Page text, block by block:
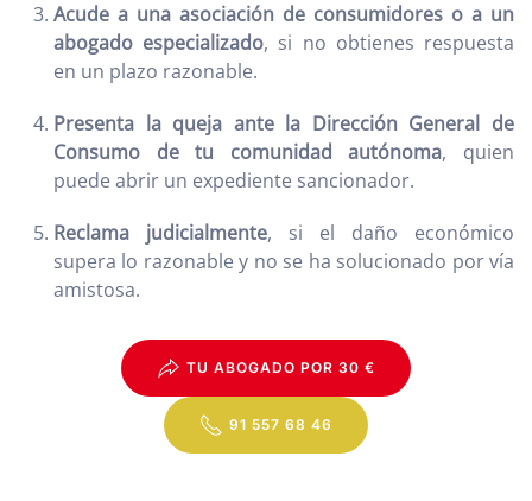
Acude a una asociación de consumidores o a un
abogado especializado, si no obtienes respuesta
en un plazo razonable.
Presenta la queja ante la Dirección General de
Consumo de tu comunidad autónoma, quien
puede abrir un expediente sancionador.
Reclama judicialmente, si el daño económico
supera lo razonable y no se ha solucionado por vía
amistosa.
TU ABOGADO POR 30 €
91 557 68 46